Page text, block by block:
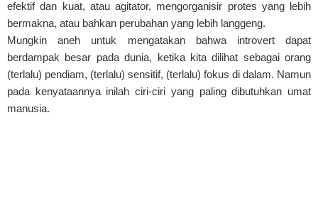
efektif dan kuat, atau agitator, mengorganisir protes yang lebih
bermakna, atau bahkan perubahan yang lebih langgeng.
Mungkin aneh untuk mengatakan bahwa introvert dapat
berdampak besar pada dunia, ketika kita dilihat sebagai orang
(terlalu) pendiam, (terlalu) sensitif, (terlalu) fokus di dalam. Namun
pada kenyataannya inilah ciri-ciri yang paling dibutuhkan umat
manusia.